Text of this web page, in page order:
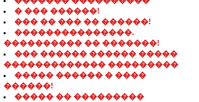
� ��� ������!
��� �� ��� �� ������!
���������������.
���������� �� �������!
��� ������ ������ �����
������������� ���������
����� ������ � ����
������!
����� �� ���������